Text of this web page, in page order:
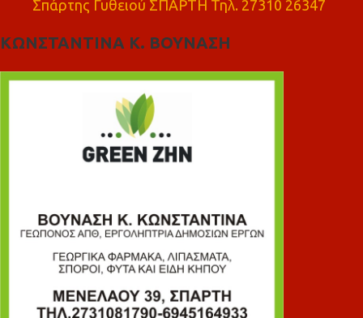
Σπάρτης Γυθειού ΣΠΑΡΤΗ Τηλ. 27310 26347
ΚΩΝΣΤΑΝΤΙΝΑ Κ. ΒΟΥΝΑΣΗ